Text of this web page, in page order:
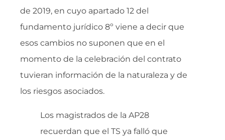
de 2019, en cuyo apartado 12 del
fundamento jurídico 8º viene a decir que
esos cambios no suponen que en el
momento de la celebración del contrato
tuvieran información de la naturaleza y de
los riesgos asociados.
Los magistrados de la AP28
recuerdan que el TS ya falló que